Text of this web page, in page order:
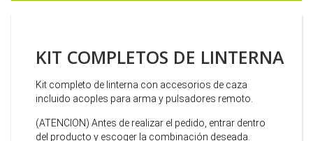
KIT COMPLETOS DE LINTERNA
Kit completo de linterna con accesorios de caza
incluido acoples para arma y pulsadores remoto.
(ATENCION) Antes de realizar el pedido, entrar dentro
del producto y escoger la combinación deseada.